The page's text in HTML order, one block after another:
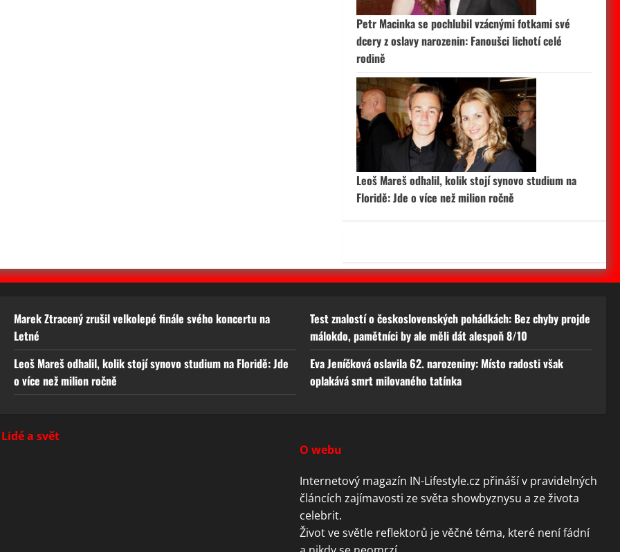
Petr Macinka se pochlubil vzácnými fotkami své
dcery z oslavy narozenin: Fanoušci lichotí celé
rodině
Leoš Mareš odhalil, kolik stojí synovo studium na
Floridě: Jde o více než milion ročně
Marek Ztracený zrušil velkolepé finále svého koncertu na
Letné
Test znalostí o československých pohádkách: Bez chyby projde
málokdo, pamětníci by ale měli dát alespoň 8/10
Leoš Mareš odhalil, kolik stojí synovo studium na Floridě: Jde
o více než milion ročně
Eva Jeníčková oslavila 62. narozeniny: Místo radosti však
oplakává smrt milovaného tatínka
Lidé a svět
O webu
Internetový magazín IN-Lifestyle.cz přináší v pravidelných
článcích zajímavosti ze světa showbyznysu a ze života
celebrit.
Život ve světle reflektorů je věčné téma, které není fádní